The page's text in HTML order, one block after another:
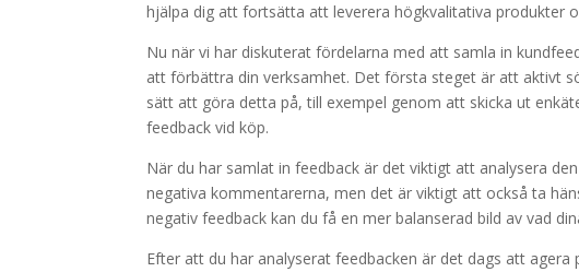
hjälpa dig att fortsätta att leverera högkvalitativa produkter
Nu när vi har diskuterat fördelarna med att samla in
att förbättra din verksamhet. Det första steget är att aktivt
sätt att göra detta på, till exempel genom att skicka ut
feedback vid köp.
När du har samlat in feedback är det viktigt att analysera
negativa kommentarerna, men det är viktigt att också ta
negativ feedback kan du få en mer balanserad bild av vad
Efter att du har analyserat feedbacken är det dags att